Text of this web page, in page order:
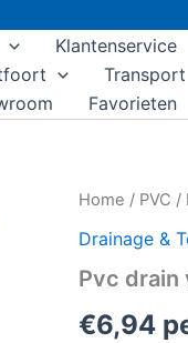
Klantenservice
Transport
Favorieten
Home / PVC /
Drainage &
Pvc
€6,94
Pvc
verloop
stuk
aantal